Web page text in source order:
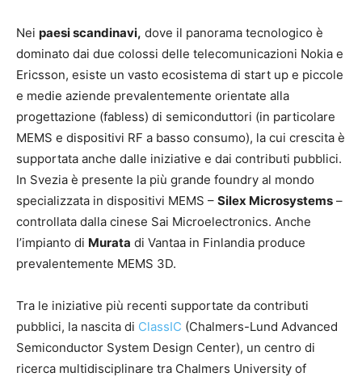
Nei paesi scandinavi, dove il panorama tecnologico è
dominato dai due colossi delle telecomunicazioni Nokia e
Ericsson, esiste un vasto ecosistema di start up e piccole
e medie aziende prevalentemente orientate alla
progettazione (fabless) di semiconduttori (in particolare
MEMS e dispositivi RF a basso consumo), la cui crescita è
supportata anche dalle iniziative e dai contributi pubblici.
In Svezia è presente la più grande foundry al mondo
specializzata in dispositivi MEMS – Silex Microsystems –
controllata dalla cinese Sai Microelectronics. Anche
l’impianto di Murata di Vantaa in Finlandia produce
prevalentemente MEMS 3D.
Tra le iniziative più recenti supportate da contributi
pubblici, la nascita di ClassIC (Chalmers-Lund Advanced
Semiconductor System Design Center), un centro di
ricerca multidisciplinare tra Chalmers University of